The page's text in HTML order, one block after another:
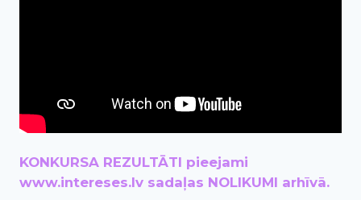
KONKURSA REZULTĀTI pieejami
www.intereses.lv sadaļas NOLIKUMI arhīvā.